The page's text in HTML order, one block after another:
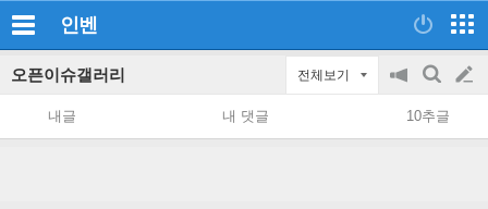
인벤
오픈이슈갤러리 전체보기
공
지
on/off
검
색
글
쓰
내글 내 댓글 10추글